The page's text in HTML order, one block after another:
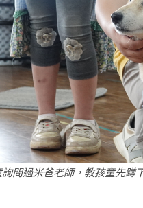
問過米爸老師，教孩童先